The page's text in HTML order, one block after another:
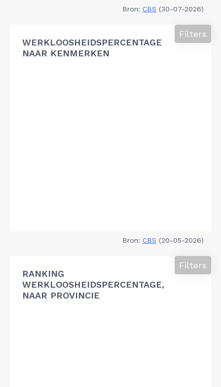
Bron: CBS (30-07-2026)
WERKLOOSHEIDSPERCENTAGE
NAAR KENMERKEN
Filters
Bron: CBS (20-05-2026)
RANKING
WERKLOOSHEIDSPERCENTAGE,
NAAR PROVINCIE
Filters